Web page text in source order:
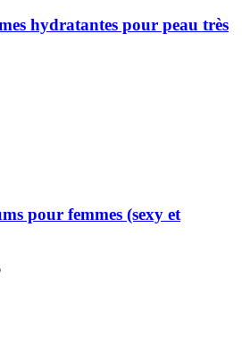
hydratantes pour peau très
pour femmes (sexy et